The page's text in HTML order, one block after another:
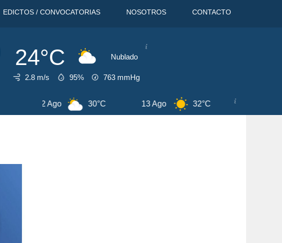
EDICTOS / CONVOCATORIAS NOSOTROS CONTACTO
24°C Nublado
2.8 m/s 95% 763 mmHg
13 Ago 32°C 14 Ago 30°C 8 Ago